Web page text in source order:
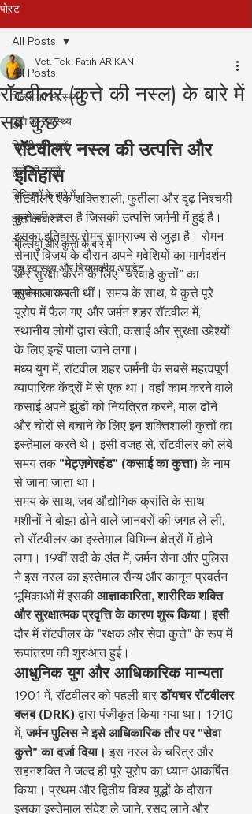
पोस्ट
All Posts
बिल्ली का स्वास्थ्य
कुत्ते का स्वास्थ्य
बिल्ली की नस्लें
कुत्ते की नस्लें
बिल्लियों के बारे में
कुत्तों के बारे में
बिल्लियों और कुत्तों के बारे में
पशु स्वास्थ्य और नियामकीय अपडेट
पशुधन स्वास्थ्य
All Posts
रॉटवीलर (कुत्ते की नस्ल) के बारे में
सब कुछ
Vet. Tek. Fatih ARIKAN
रॉटवीलर नस्ल की उत्पत्ति और
इतिहास
रॉटवीलर एक शक्तिशाली, फुर्तीला और दृढ़ निश्चयी
कुत्ते की नस्ल है जिसकी उत्पत्ति जर्मनी में हुई है।
इसका इतिहास रोमन साम्राज्य से जुड़ा है। रोमन
सेनाएँ विजय के दौरान अपने मवेशियों का मार्गदर्शन
और सुरक्षा करने के लिए "चरवाहे कुत्तों" का
इस्तेमाल करती थीं। समय के साथ, ये कुत्ते पूरे
यूरोप में फैल गए, और जर्मन शहर रॉटवील में,
स्थानीय लोगों द्वारा खेती, कसाई और सुरक्षा उद्देश्यों
के लिए इन्हें पाला जाने लगा।
मध्य युग में, रॉटवील शहर जर्मनी के सबसे महत्वपूर्ण
व्यापारिक केंद्रों में से एक था। वहाँ काम करने वाले
कसाई अपने झुंडों को नियंत्रित करने, माल ढोने
और चोरों से बचाने के लिए इन शक्तिशाली कुत्तों का
इस्तेमाल करते थे। इसी वजह से, रॉटवीलर को लंबे
समय तक "मेट्ज़गेरहंड" (कसाई का कुत्ता) के नाम
से जाना जाता था।
समय के साथ, जब औद्योगिक क्रांति के साथ
मशीनों ने बोझा ढोने वाले जानवरों की जगह ले ली,
तो रॉटवीलर का इस्तेमाल विभिन्न क्षेत्रों में होने
लगा। 19वीं सदी के अंत में, जर्मन सेना और पुलिस
ने इस नस्ल का इस्तेमाल सैन्य और कानून प्रवर्तन
भूमिकाओं में इसकी आज्ञाकारिता, शारीरिक शक्ति
और सुरक्षात्मक प्रवृत्ति के कारण शुरू किया। इसी
दौर में रॉटवीलर के "रक्षक और सेवा कुत्ते" के रूप में
रूपांतरण की शुरुआत हुई।
आधुनिक युग और आधिकारिक मान्यता
1901 में, रॉटवीलर को पहली बार डॉयचर रॉटवीलर
क्लब (DRK) द्वारा पंजीकृत किया गया था। 1910
में, जर्मन पुलिस ने इसे आधिकारिक तौर पर "सेवा
कुत्ते" का दर्जा दिया। इस नस्ल के चरित्र और
सहनशक्ति ने जल्द ही पूरे यूरोप का ध्यान आकर्षित
किया। प्रथम और द्वितीय विश्व युद्धों के दौरान
इसका इस्तेमाल संदेश ले जाने, रसद लाने और